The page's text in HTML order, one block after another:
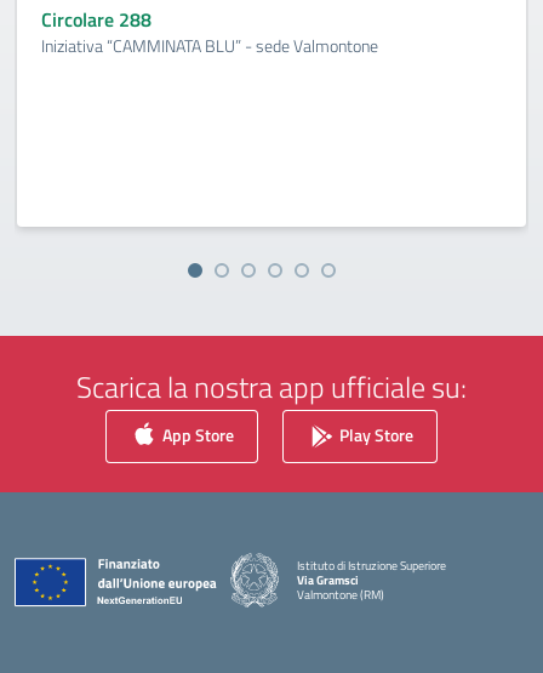
Circolare 288
Iniziativa “CAMMINATA BLU” - sede Valmontone
Scarica la nostra app ufficiale su:
App Store Play Store
Istituto di Istruzione Superiore
Via Gramsci
Valmontone (RM)